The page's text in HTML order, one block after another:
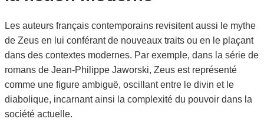
Les auteurs français contemporains revisitent aussi le mythe
de Zeus en lui conférant de nouveaux traits ou en le plaçant
dans des contextes modernes. Par exemple, dans la série de
romans de Jean-Philippe Jaworski, Zeus est représenté
comme une figure ambiguë, oscillant entre le divin et le
diabolique, incarnant ainsi la complexité du pouvoir dans la
société actuelle.